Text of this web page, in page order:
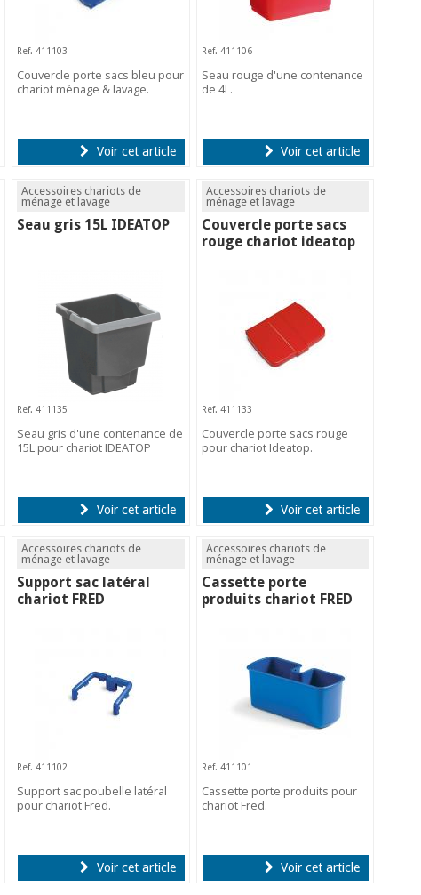
Ref. 411103
Couvercle porte sacs bleu pour
chariot ménage & lavage.
Voir cet article
Ref. 411106
Seau rouge d'une contenance
de 4L.
Voir cet article
Accessoires chariots de
ménage et lavage
Seau gris 15L IDEATOP
Ref. 411135
Seau gris d'une contenance de
15L pour chariot IDEATOP
Voir cet article
Accessoires chariots de
ménage et lavage
Couvercle porte sacs
rouge chariot ideatop
Ref. 411133
Couvercle porte sacs rouge
pour chariot Ideatop.
Voir cet article
Accessoires chariots de
ménage et lavage
Support sac latéral
chariot FRED
Ref. 411102
Support sac poubelle latéral
pour chariot Fred.
Voir cet article
Accessoires chariots de
ménage et lavage
Cassette porte
produits chariot FRED
Ref. 411101
Cassette porte produits pour
chariot Fred.
Voir cet article